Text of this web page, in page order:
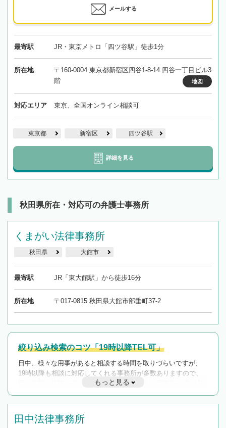
メールする
最寄駅 JR・東京メトロ「四ツ谷駅」徒歩1分
所在地
〒160-0004 東京都新宿区四谷1-8-14 四谷一丁目ビル3
階
地図
対応エリア 東京、全国オンライン相談可
東京都 新宿区 四ツ谷駅
詳細を見る
秋田県所在・対応可の弁護士事務所
くまがい法律事務所
秋田県 大館市
最寄駅 JR「東大館駅」から徒歩16分
所在地 〒017-0815 秋田県大館市部垂町37-2
絞り込み検索のコツ「19時以降TEL可」
日中、様々な用事があると相談する時間を取りづらいですが、
19時以降も相談に対応してくれる事務所が多数ありますので、
遅い時間の相談が増えそうな場合はそのような事務所に絞り込
んで検索してみましょう。
もっと見る
田中法律事務所